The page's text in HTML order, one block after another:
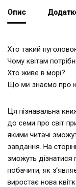
Опис
Хто такий
Чому квітам
Хто живе в морі?
Що ми знаємо про
Ця пізнавальна
до семи про світ
якими читачі
завдання. На
зможуть дізнатися
побачити, як
виростає нова